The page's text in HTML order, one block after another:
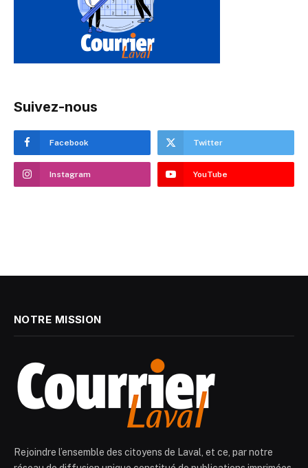
Suivez-nous
Facebook Twitter
Instagram YouTube
NOTRE MISSION
Rejoindre l’ensemble des citoyens de Laval, et ce, par notre